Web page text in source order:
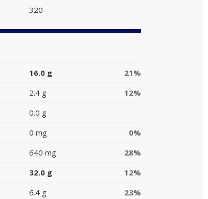
320
16.0 g
21%
2.4 g
12%
0.0 g
0 mg
0%
640 mg
28%
32.0 g
12%
6.4 g
23%